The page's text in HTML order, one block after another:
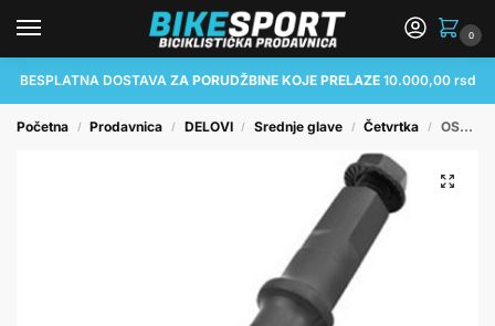
0
BESPLATNA DOSTAVA ZA PORUDŽBINE KOJE PRELAZE 10.000,00 rsd
Početna / Prodavnica / DELOVI / Srednje glave / Četvrtka / OSOVINA SREDNJEG POGONA ČETVRTKA 5U